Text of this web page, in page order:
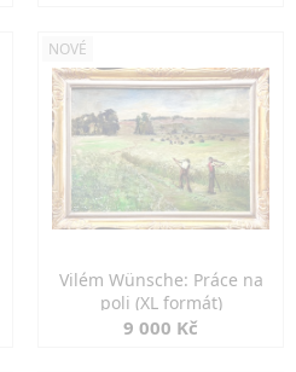
NOVÉ
Vilém Wünsche: Práce na
poli (XL formát)
9 000 Kč